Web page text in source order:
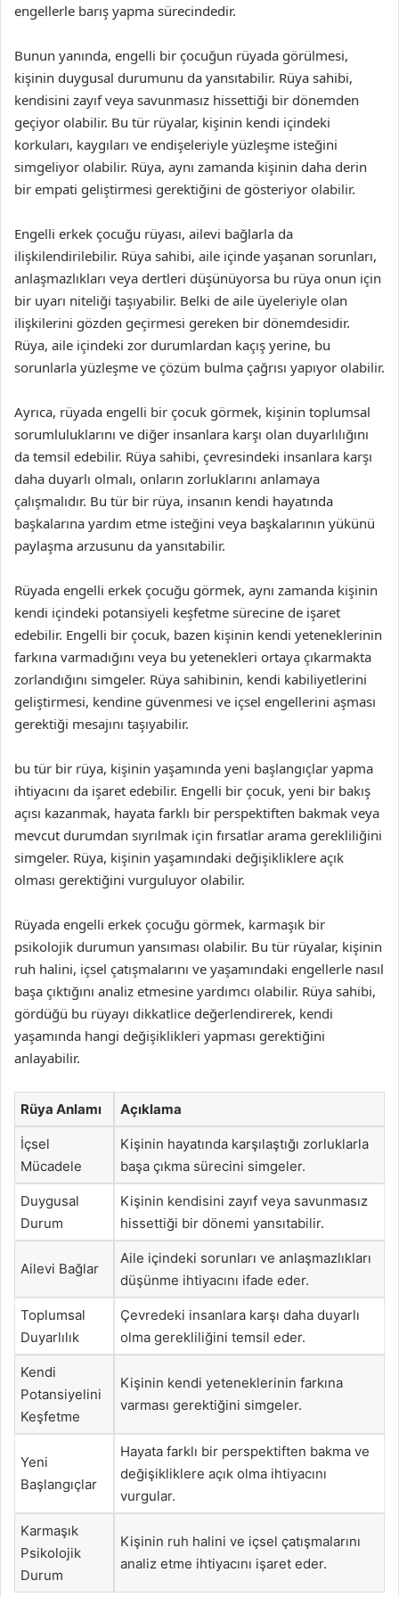
engellerle barış yapma sürecindedir.
Bunun yanında, engelli bir çocuğun rüyada görülmesi,
kişinin duygusal durumunu da yansıtabilir. Rüya sahibi,
kendisini zayıf veya savunmasız hissettiği bir dönemden
geçiyor olabilir. Bu tür rüyalar, kişinin kendi içindeki
korkuları, kaygıları ve endişeleriyle yüzleşme isteğini
simgeliyor olabilir. Rüya, aynı zamanda kişinin daha derin
bir empati geliştirmesi gerektiğini de gösteriyor olabilir.
Engelli erkek çocuğu rüyası, ailevi bağlarla da
ilişkilendirilebilir. Rüya sahibi, aile içinde yaşanan sorunları,
anlaşmazlıkları veya dertleri düşünüyorsa bu rüya onun için
bir uyarı niteliği taşıyabilir. Belki de aile üyeleriyle olan
ilişkilerini gözden geçirmesi gereken bir dönemdesidir.
Rüya, aile içindeki zor durumlardan kaçış yerine, bu
sorunlarla yüzleşme ve çözüm bulma çağrısı yapıyor olabilir.
Ayrıca, rüyada engelli bir çocuk görmek, kişinin toplumsal
sorumluluklarını ve diğer insanlara karşı olan duyarlılığını
da temsil edebilir. Rüya sahibi, çevresindeki insanlara karşı
daha duyarlı olmalı, onların zorluklarını anlamaya
çalışmalıdır. Bu tür bir rüya, insanın kendi hayatında
başkalarına yardım etme isteğini veya başkalarının yükünü
paylaşma arzusunu da yansıtabilir.
Rüyada engelli erkek çocuğu görmek, aynı zamanda kişinin
kendi içindeki potansiyeli keşfetme sürecine de işaret
edebilir. Engelli bir çocuk, bazen kişinin kendi yeteneklerinin
farkına varmadığını veya bu yetenekleri ortaya çıkarmakta
zorlandığını simgeler. Rüya sahibinin, kendi kabiliyetlerini
geliştirmesi, kendine güvenmesi ve içsel engellerini aşması
gerektiği mesajını taşıyabilir.
bu tür bir rüya, kişinin yaşamında yeni başlangıçlar yapma
ihtiyacını da işaret edebilir. Engelli bir çocuk, yeni bir bakış
açısı kazanmak, hayata farklı bir perspektiften bakmak veya
mevcut durumdan sıyrılmak için fırsatlar arama gerekliliğini
simgeler. Rüya, kişinin yaşamındaki değişikliklere açık
olması gerektiğini vurguluyor olabilir.
Rüyada engelli erkek çocuğu görmek, karmaşık bir
psikolojik durumun yansıması olabilir. Bu tür rüyalar, kişinin
ruh halini, içsel çatışmalarını ve yaşamındaki engellerle nasıl
başa çıktığını analiz etmesine yardımcı olabilir. Rüya sahibi,
gördüğü bu rüyayı dikkatlice değerlendirerek, kendi
yaşamında hangi değişiklikleri yapması gerektiğini
anlayabilir.
Rüya Anlamı Açıklama
İçsel
Mücadele
Kişinin hayatında karşılaştığı zorluklarla
başa çıkma sürecini simgeler.
Duygusal
Durum
Kişinin kendisini zayıf veya savunmasız
hissettiği bir dönemi yansıtabilir.
Ailevi Bağlar
Aile içindeki sorunları ve anlaşmazlıkları
düşünme ihtiyacını ifade eder.
Toplumsal
Duyarlılık
Çevredeki insanlara karşı daha duyarlı
olma gerekliliğini temsil eder.
Kendi
Potansiyelini
Keşfetme
Kişinin kendi yeteneklerinin farkına
varması gerektiğini simgeler.
Yeni
Başlangıçlar
Hayata farklı bir perspektiften bakma ve
değişikliklere açık olma ihtiyacını
vurgular.
Karmaşık
Psikolojik
Durum
Kişinin ruh halini ve içsel çatışmalarını
analiz etme ihtiyacını işaret eder.